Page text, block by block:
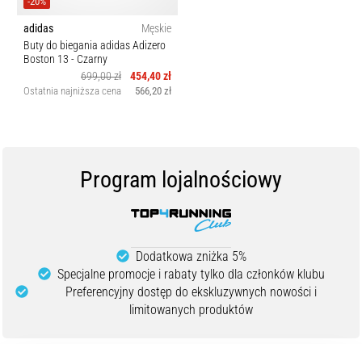
adidas
Męskie
Buty do biegania adidas Adizero
Boston 13 - Czarny
699,00 zł
454,40 zł
Ostatnia najniższa cena 566,20 zł
Program lojalnościowy
Dodatkowa zniżka 5%
Specjalne promocje i rabaty tylko dla członków klubu
Preferencyjny dostęp do ekskluzywnych nowości i
limitowanych produktów